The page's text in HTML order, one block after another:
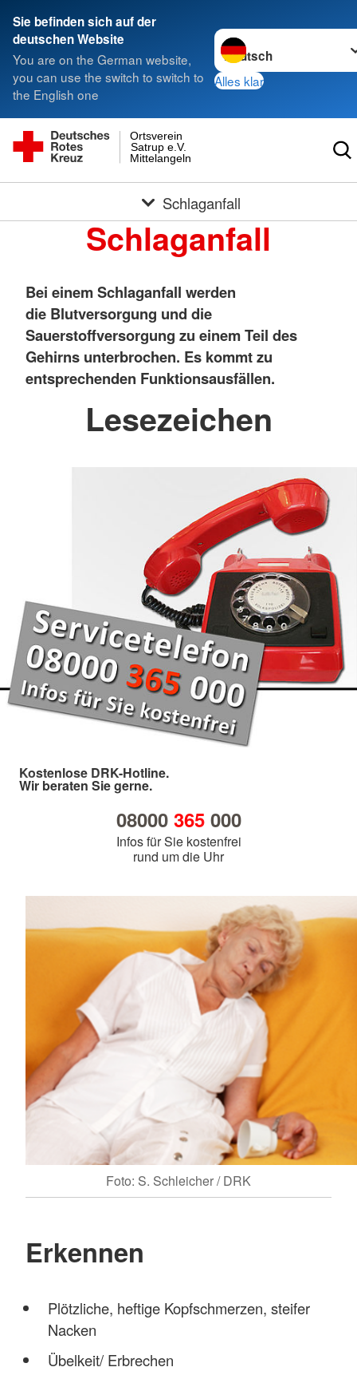
Sie befinden sich auf der
deutschen Website
You are on the German website,
you can use the switch to switch to
the English one
Sprache wechseln zu
Alles klar
Mittelangeln
Satrup e.V.
Ortsverein
Schlaganfall
Schlaganfall
Bei einem Schlaganfall werden
die Blutversorgung und die
Sauerstoffversorgung zu einem Teil des
Gehirns unterbrochen. Es kommt zu
entsprechenden Funktionsausfällen.
Lesezeichen
Kostenlose DRK-Hotline.
Wir beraten Sie gerne.
08000 365000
Infos für Sie kostenfrei
rund um die Uhr
Foto: S. Schleicher / DRK
Erkennen
Plötzliche, heftige Kopfschmerzen, steifer
Nacken
Übelkeit/ Erbrechen